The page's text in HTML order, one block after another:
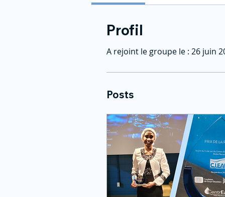
Profil
A rejoint le groupe le : 26 juin
Posts